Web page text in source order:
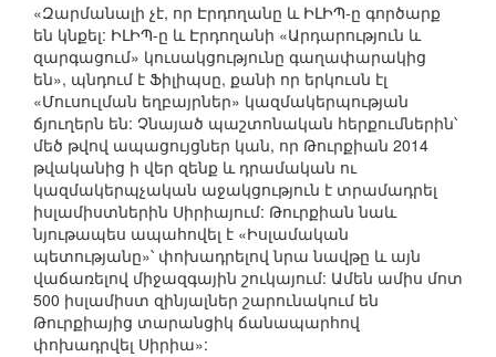
«Զարմանալի չէ, որ Էրդողանը և ԻԼԻՊ-ը գործարք
են կնքել: ԻԼԻՊ-ը և Էրդողանի «Արդարություն և
զարգացում» կուսակցությունը գաղափարակից
են», պնդում է Ֆիլիպսը, քանի որ երկուսն էլ
«Մուսուլման եղբայրներ» կազմակերպության
ճյուղերն են: Չնայած պաշտոնական հերքումներին՝
մեծ թվով ապացույցներ կան, որ Թուրքիան 2014
թվականից ի վեր զենք և դրամական ու
կազմակերպչական աջակցություն է տրամադրել
իսլամիստներին Սիրիայում: Թուրքիան նաև
նյութապես ապահովել է «Իսլամական
պետությանը»՝ փոխադրելով նրա նավթը և այն
վաճառելով միջազգային շուկայում: Ամեն ամիս մոտ
500 իսլամիստ զինյալներ շարունակում են
Թուրքիայից տարանցիկ ճանապարհով
փոխադրվել Սիրիա»: